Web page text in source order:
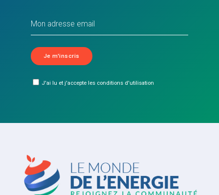
J'ai lu et j'accepte les conditions d'utilisation